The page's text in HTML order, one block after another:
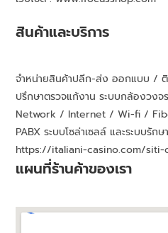
สินค้าและบริการ
จำหน่ายสินค้าปลีก-ส่ง ออกแบบ /
ปรึกษาตรวจแก้งาน ระบบกล้องวงจ
Network / Internet / Wi-fi /
PABX ระบบโซล่าเซลล์ และระบบรั
https://italiani-casino.com/siti-
แผนที่ร้านค้าของเรา